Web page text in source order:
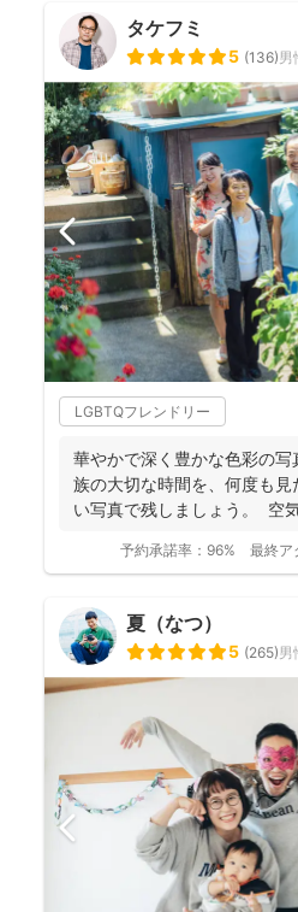
タケフミ
5 (136)男
LGBTQフレンドリー
華やかで深く豊かな色彩の
族の大切な時間を、何度も
い写真で残しましょう。 空
予約承諾率： 96% 最終ア
夏（なつ）
5 (265)男